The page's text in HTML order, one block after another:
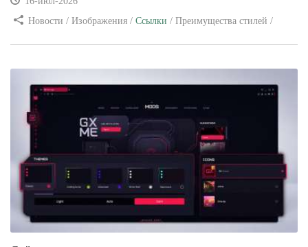
Новости / Изображения / Ссылки / Преимущества стилей /